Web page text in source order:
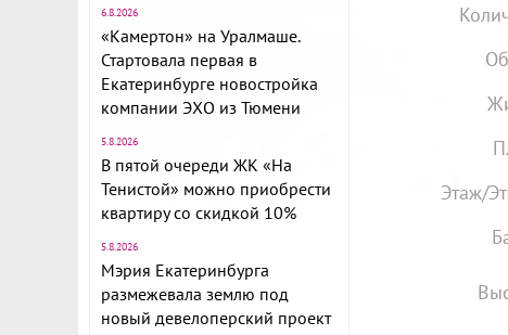
6.8.2026
«Камертон» на Уралмаше.
Стартовала первая в
Екатеринбурге новостройка
компании ЭХО из Тюмени
5.8.2026
В пятой очереди ЖК «На
Тенистой» можно приобрести
квартиру со скидкой 10%
5.8.2026
Мэрия Екатеринбурга
размежевала землю под
новый девелоперский проект
Этаж/